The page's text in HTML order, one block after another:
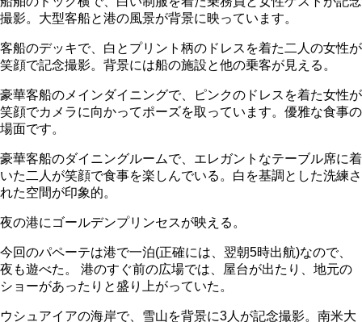
撮影。大型客船と港の風景が背景に映っています。
客船のデッキで、白とプリント柄のドレスを着た二人の女性が
笑顔で記念撮影。背景には船の施設と他の乗客が見える。
豪華客船のメインダイニングで、ピンクのドレスを着た女性が
笑顔でカメラに向かってポーズを取っています。優雅な食事の
場面です。
豪華客船のダイニングルームで、エレガントなテーブル席に着
いた二人が笑顔で食事を楽しんでいる。白を基調とした洗練さ
れた空間が印象的。
夜の港にゴールデンプリンセスが映える。
今回のパペーテは港で一泊(正確には、翌朝5時出航)なので、
夜も遊べた。 港のすぐ前の広場では、屋台が出たり、地元の
ショーがあったりと盛り上がっていた。
ウシュアイアの海岸で、雪山を背景に3人が記念撮影。南米大